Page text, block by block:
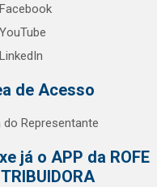
Facebook
YouTube
LinkedIn
de Acesso
do Representante
já o APP da ROFE